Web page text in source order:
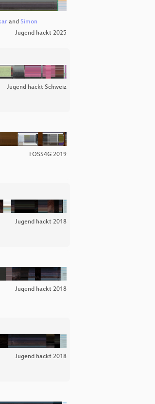
and Simon
Jugend hackt 2025
Jugend hackt Schweiz
FOSS4G 2019
Jugend hackt 2018
Jugend hackt 2018
Jugend hackt 2018